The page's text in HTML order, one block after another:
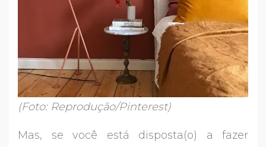
(Foto: Reprodução/Pinterest)
Mas, se você está disposta(o) a fazer